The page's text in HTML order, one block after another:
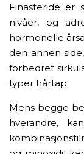
Finasteride er
nivåer, og
hormonelle
den annen
forbedret
typer hårtap.
Mens begge
hverandre,